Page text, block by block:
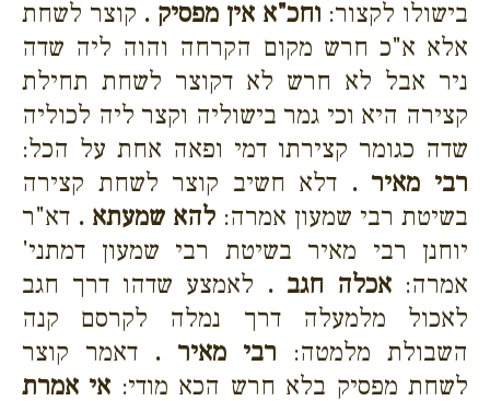
בישולו לקצור: וחכ"א אין מפסיק . קוצר לשחת
אלא א"כ חרש מקום הקרחה והוה ליה שדה
ניר אבל לא חרש לא דקוצר לשחת תחילת
קצירה היא וכי גמר בישוליה וקצר ליה לכוליה
שדה כגומר קצירתו דמי ופאה אחת על הכל:
רבי מאיר . דלא חשיב קוצר לשחת קצירה
בשיטת רבי שמעון אמרה: להא שמעתא . דא"ר
יוחנן רבי מאיר בשיטת רבי שמעון דמתני'
אמרה: אכלה חגב . לאמצע שדהו דרך חגב
לאכול מלמעלה דרך נמלה לקרסם קנה
השבולת מלמטה: רבי מאיר . דאמר קוצר
לשחת מפסיק בלא חרש הכא מודי: אי אמרת